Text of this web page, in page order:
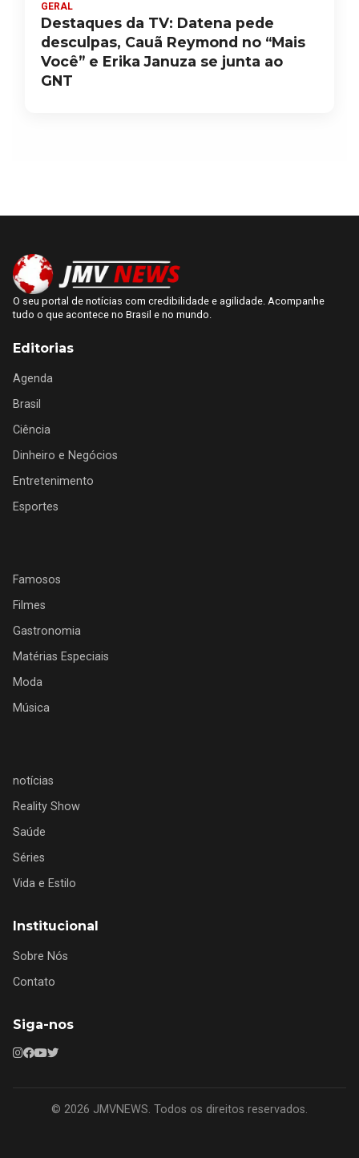
GERAL
Destaques da TV: Datena pede
desculpas, Cauã Reymond no “Mais
Você” e Erika Januza se junta ao
GNT
O seu portal de notícias com credibilidade e agilidade. Acompanhe
tudo o que acontece no Brasil e no mundo.
Editorias
Agenda
Brasil
Ciência
Dinheiro e Negócios
Entretenimento
Esportes
Famosos
Filmes
Gastronomia
Matérias Especiais
Moda
Música
notícias
Reality Show
Saúde
Séries
Vida e Estilo
Institucional
Sobre Nós
Contato
Siga-nos
© 2026 JMVNEWS. Todos os direitos reservados.